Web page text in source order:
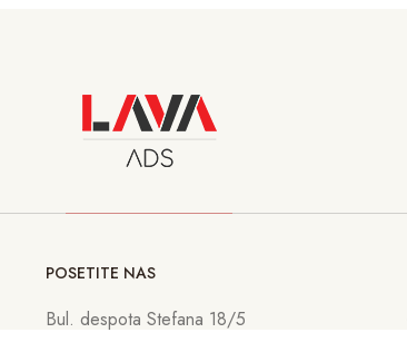
POSETITE NAS
Bul. despota Stefana 18/5